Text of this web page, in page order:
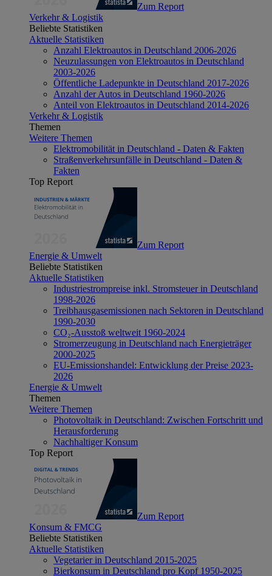
Zum Report
Verkehr & Logistik
Beliebte Statistiken
Aktuelle Statistiken
Anzahl Elektroautos in Deutschland 2006-2026
Neuzulassungen von Elektroautos in Deutschland
2003-2026
Öffentliche Ladepunkte in Deutschland 2017-2026
Anzahl der Autos in Deutschland 1960-2026
Anteil von Elektroautos in Deutschland 2014-2026
Verkehr & Logistik
Themen
Weitere Themen
Elektromobilität in Deutschland - Daten & Fakten
Straßenverkehrsunfälle in Deutschland - Daten &
Fakten
Top Report
Zum Report
Energie & Umwelt
Beliebte Statistiken
Aktuelle Statistiken
Industriestrompreise inkl. Stromsteuer in Deutschland
1998-2026
Treibhausgasemissionen nach Sektoren in Deutschland
1990-2030
CO₂-Ausstoß weltweit 1960-2024
Stromerzeugung in Deutschland nach Energieträger
2000-2025
EU-Emissionshandel: Entwicklung der Preise 2023-
2026
Energie & Umwelt
Themen
Weitere Themen
Photovoltaik in Deutschland: Zwischen Fortschritt und
Herausforderung
Nachhaltiger Konsum
Top Report
Zum Report
Konsum & FMCG
Beliebte Statistiken
Aktuelle Statistiken
Vegetarier in Deutschland 2015-2025
Bierkonsum in Deutschland pro Kopf 1950-2025